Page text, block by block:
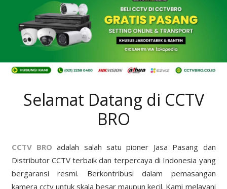
Selamat Datang di CCTV
BRO
CCTV BRO adalah salah satu pioner Jasa Pasang dan
Distributor CCTV terbaik dan terpercaya di Indonesia yang
bergaransi resmi. Berkontribusi dalam pemasangan
kamera cctv untuk skala besar maupun kecil. Kami melayani